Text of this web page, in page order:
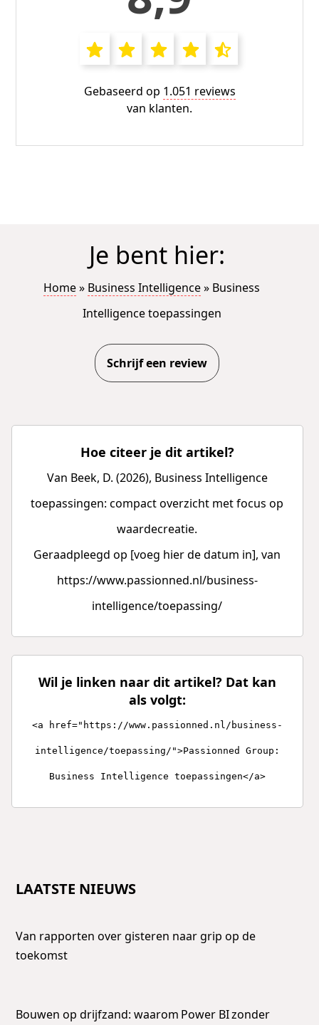
Gebaseerd op 1.051 reviews
van klanten.
Je bent hier:
Home» Business Intelligence» Business
Intelligence toepassingen
Schrijf een review
Hoe citeer je dit artikel?
Van Beek, D. (2026), Business Intelligence
toepassingen: compact overzicht met focus op
waardecreatie.
Geraadpleegd op [voeg hier de datum in], van
https://www.passionned.nl/business-
intelligence/toepassing/
Wil je linken naar dit artikel? Dat kan
als volgt:
<a href="https://www.passionned.nl/business-
intelligence/toepassing/">Passionned Group:
Business Intelligence toepassingen</a>
LAATSTE NIEUWS
Van rapporten over gisteren naar grip op de
toekomst
Bouwen op drijfzand: waarom Power BI zonder